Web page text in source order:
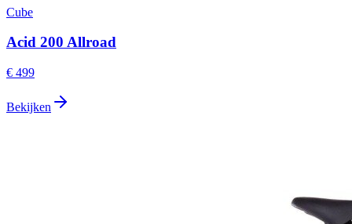
Cube
Acid 200 Allroad
€ 499
Bekijken